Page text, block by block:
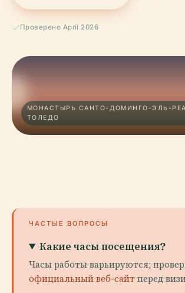
Проверено April 2026
МОНАСТЫРЬ САНТО-ДОМИНГО-ЭЛЬ-
ТОЛЕДО
ЧАСТЫЕ ВОПРОСЫ
Какие часы посещения?
Часы работы варьируются;
официальный веб-сайтперед